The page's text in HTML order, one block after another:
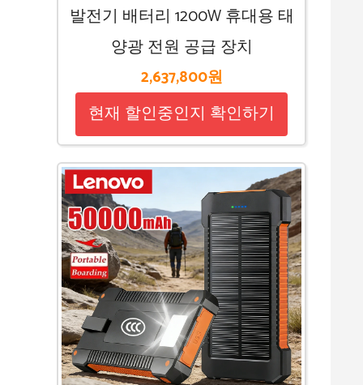
발전기 배터리 1200W 휴대용 태
양광 전원 공급 장치
2,637,800원
현재 할인중인지 확인하기